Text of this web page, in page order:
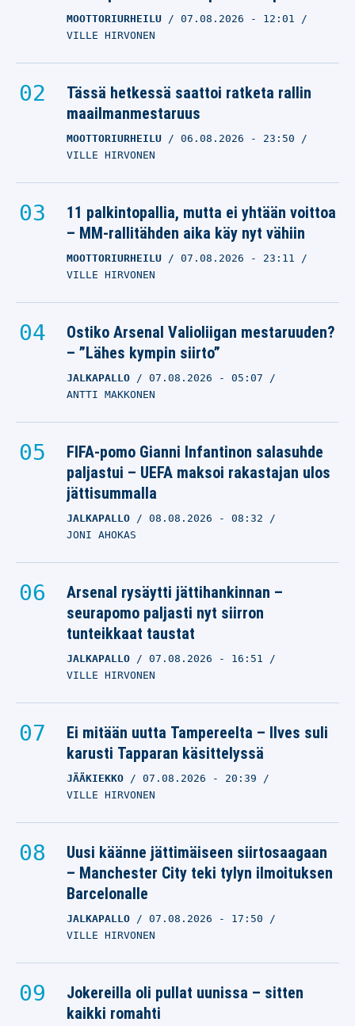
MOOTTORIURHEILU 07.08.2026 - 12:01
VILLE HIRVONEN
Tässä hetkessä saattoi ratketa rallin
maailmanmestaruus
MOOTTORIURHEILU 06.08.2026 - 23:50
VILLE HIRVONEN
11 palkintopallia, mutta ei yhtään voittoa
– MM-rallitähden aika käy nyt vähiin
MOOTTORIURHEILU 07.08.2026 - 23:11
VILLE HIRVONEN
Ostiko Arsenal Valioliigan mestaruuden?
– ”Lähes kympin siirto”
JALKAPALLO 07.08.2026 - 05:07
ANTTI MAKKONEN
FIFA-pomo Gianni Infantinon salasuhde
paljastui – UEFA maksoi rakastajan ulos
jättisummalla
JALKAPALLO 08.08.2026 - 08:32
JONI AHOKAS
Arsenal rysäytti jättihankinnan –
seurapomo paljasti nyt siirron
tunteikkaat taustat
JALKAPALLO 07.08.2026 - 16:51
VILLE HIRVONEN
Ei mitään uutta Tampereelta – Ilves suli
karusti Tapparan käsittelyssä
JÄÄKIEKKO 07.08.2026 - 20:39
VILLE HIRVONEN
Uusi käänne jättimäiseen siirtosaagaan
– Manchester City teki tylyn ilmoituksen
Barcelonalle
JALKAPALLO 07.08.2026 - 17:50
VILLE HIRVONEN
Jokereilla oli pullat uunissa – sitten
kaikki romahti